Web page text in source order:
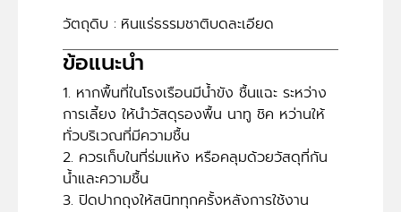
วัตถุดิบ : หินแร่ธรรมชาติบดละเอียด
ข้อแนะนำ
1. หากพื้นที่ในโรงเรือนมีน้ำขัง ชื้นแฉะ ระหว่าง
การเลี้ยง ให้นำวัสดุรองพื้น นาทู ชิค หว่านให้
ทั่วบริเวณที่มีความชื้น
2. ควรเก็บในที่ร่มแห้ง หรือคลุมด้วยวัสดุที่กัน
น้ำและความชื้น
3. ปิดปากถุงให้สนิททุกครั้งหลังการใช้งาน